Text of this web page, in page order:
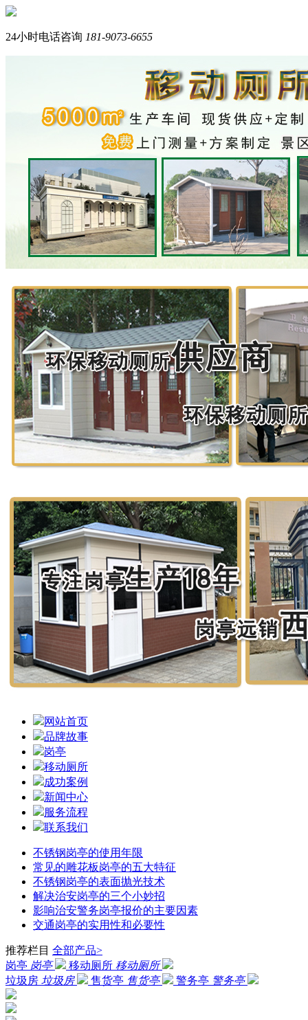
24小时电话咨询 181-9073-6655
网站首页
品牌故事
岗亭
移动厕所
成功案例
新闻中心
服务流程
联系我们
不锈钢岗亭的使用年限
常见的雕花板岗亭的五大特征
不锈钢岗亭的表面抛光技术
解决治安岗亭的三个小妙招
影响治安警务岗亭报价的主要因素
交通岗亭的实用性和必要性
推荐栏目 全部产品>
岗亭 岗亭 移动厕所 移动厕所
垃圾房 垃圾房 售货亭 售货亭 警务亭 警务亭
我是在线产品顾问，请问您需要什么产品？